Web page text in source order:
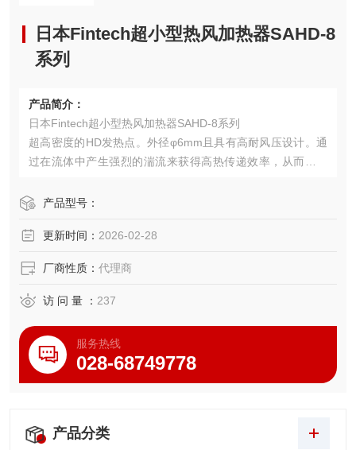
日本Fintech超小型热风加热器SAHD-8
系列
产品简介：
日本Fintech超小型热风加热器SAHD-8系列
超高密度的HD发热点。外径φ6mm且具有高耐风压设计。通
过在流体中产生强烈的湍流来获得高热传递效率，从而作为
产品型号：
更新时间： 2026-02-28
厂商性质： 代理商
访 问 量 ： 237
服务热线
028-68749778
产品分类